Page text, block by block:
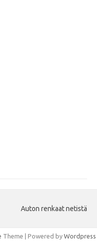
Auton renkaat netistä
Theme | Powered by Wordpress